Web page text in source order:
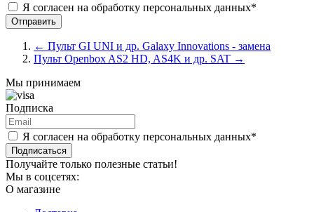
Я согласен на обработку персональных данных*
← Пульт GI UNI и др. Galaxy Innovations - замена
Пульт Openbox AS2 HD, AS4K и др. SAT →
Мы принимаем
Подписка
Я согласен на обработку персональных данных*
Подписаться
Получайте только полезные статьи!
Мы в соцсетях:
О магазине